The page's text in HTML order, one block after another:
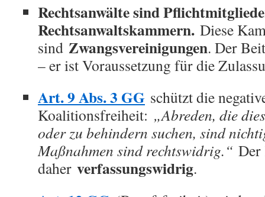
Rechtsanwälte sind
Rechtsanwaltskammern. Diese
sind Zwangsvereinigungen. Der
– er ist Voraussetzung für die
Art. 9 Abs. 3 GG schützt die
Koalitionsfreiheit: „Abreden, die
oder zu behindern suchen, sind
Maßnahmen sind rechtswidrig.“ Der
daher verfassungswidrig.